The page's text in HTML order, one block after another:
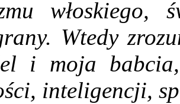
włoskiego,
Wtedy
i moja
inteligencji,